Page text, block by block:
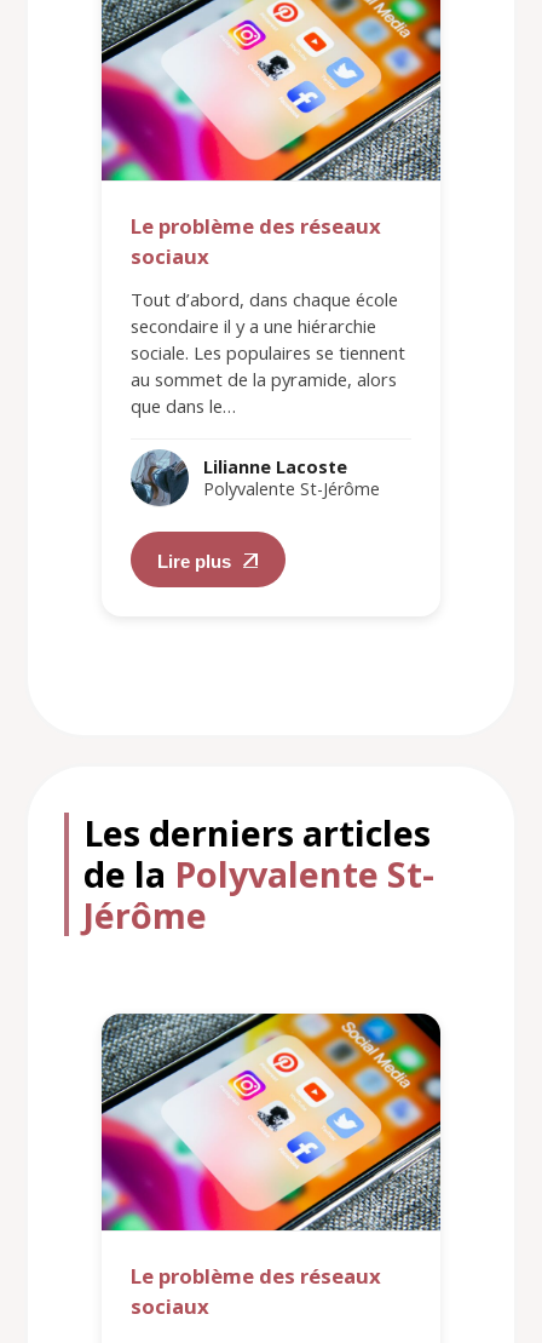
Le problème des réseaux
sociaux
Tout d’abord, dans chaque école
secondaire il y a une hiérarchie
sociale. Les populaires se tiennent
au sommet de la pyramide, alors
que dans le…
Lilianne Lacoste
Polyvalente St-Jérôme
Lire plus
Les derniers articles
de la Polyvalente St-
Jérôme
Le problème des réseaux
sociaux